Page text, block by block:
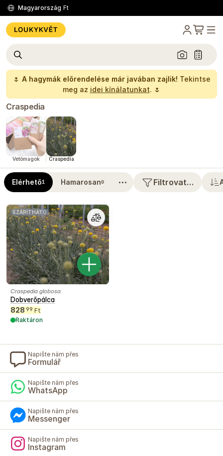
Magyarország Ft
🌷 A hagymák előrendelése már javában zajlik! Tekintse
meg az idei kínálatunkat. 🌷
Craspedia
Vetőmagok Craspedia
Elérhető1 Hamarosan0 ⋯ Filtrovat…
SZÁRÍTHATÓ
Craspedia globosa
Dobverőpálca
828 99 Ft
Raktáron
Napište nám přes
Formulář
Napište nám přes
WhatsApp
Napište nám přes
Messenger
Napište nám přes
Instagram